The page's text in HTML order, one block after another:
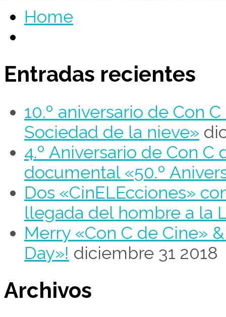
Home
Entradas recientes
10.º aniversario de Con
Sociedad de la nieve»
4.º Aniversario de Con
documental «50.º
Dos «CinELEcciones»
llegada del hombre a la
Merry «Con C de Cine»
Day»! diciembre 31 2018
Archivos